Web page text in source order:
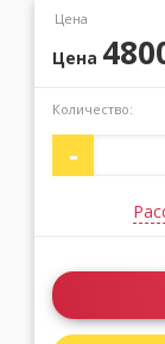
Цена
Цена
Количество:
-